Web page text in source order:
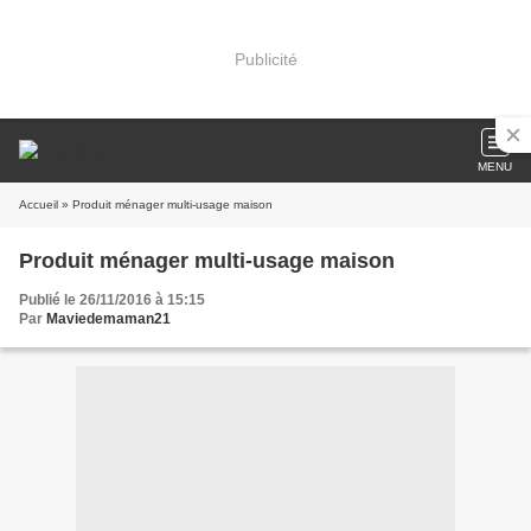
Publicité
MENU
Accueil » Produit ménager multi-usage maison
Produit ménager multi-usage maison
Publié le 26/11/2016 à 15:15
Par Maviedemaman21